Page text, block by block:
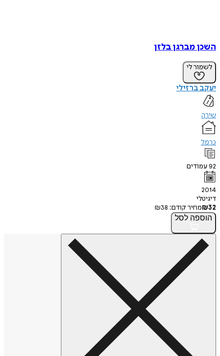
השכן מברגן בלזן
לשמור לי
יעקב ברזילי
שירה
כרמל
92עמודים
2014
דיגיטלי
₪32 מחיר קודם: ₪38
הוספה לסל